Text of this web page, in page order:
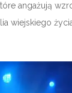
angażują
wiejskiego